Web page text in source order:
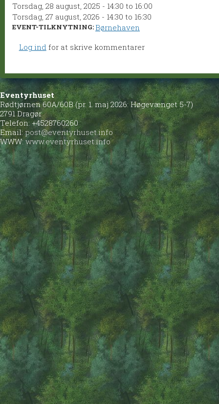
Torsdag, 28 august, 2025 - 14:30 to 16:00
Torsdag, 27 august, 2026 - 14:30 to 16:30
EVENT-TILKNYTNING: Børnehaven
Log ind for at skrive kommentarer
Eventyrhuset
Rødtjørnen 60A/60B (pr. 1. maj 2026: Høgevænget 5-7)
2791 Dragør
Telefon: +4528760260
Email:post@eventyrhuset.info
WWW: www.eventyrhuset.info